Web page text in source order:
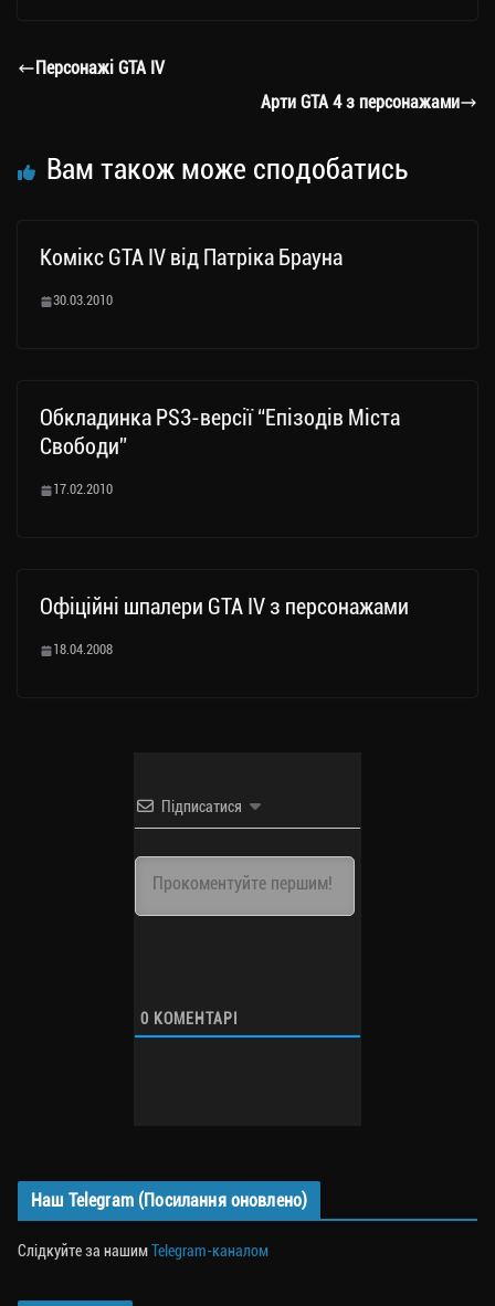
a
er
ти
Персонажі GTA IV
Арти GTA 4 з персонажами
Вам також може сподобатись
Комікс GTA IV від Патріка Брауна
30.03.2010
Обкладинка PS3-версії “Епізодів Міста
Свободи”
17.02.2010
Офіційні шпалери GTA IV з персонажами
18.04.2008
Підписатися
0 КОМЕНТАРІ
Наш Telegram (Посилання оновлено)
Слідкуйте за нашимTelegram-каналом